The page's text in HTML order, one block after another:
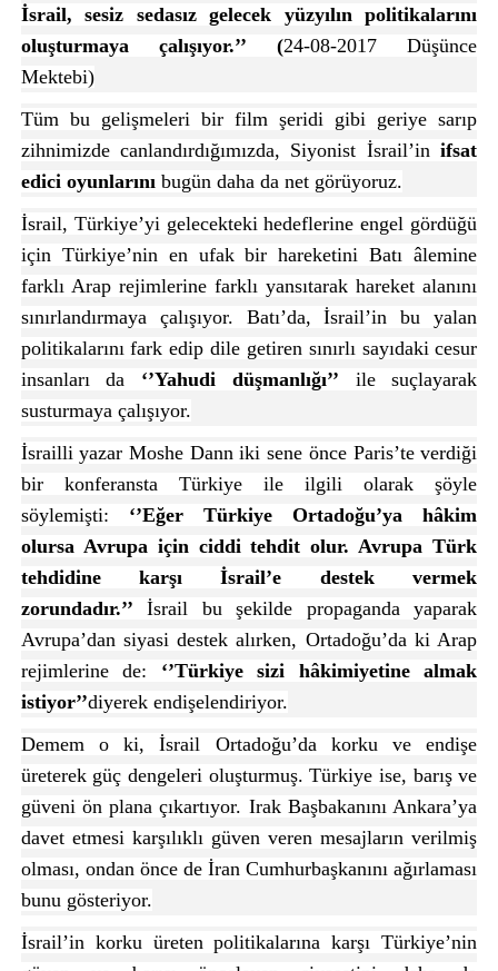
İsrail, sesiz sedasız gelecek yüzyılın politikalarını
oluşturmaya çalışıyor.’’ (24-08-2017 Düşünce
Mektebi)
Tüm bu gelişmeleri bir film şeridi gibi geriye sarıp
zihnimizde canlandırdığımızda, Siyonist İsrail’inifsat
edici oyunlarınıbugün daha da net görüyoruz.
İsrail, Türkiye’yi gelecekteki hedeflerine engel gördüğü
için Türkiye’nin en ufak bir hareketini Batı âlemine
farklı Arap rejimlerine farklı yansıtarak hareket alanını
sınırlandırmaya çalışıyor. Batı’da, İsrail’in bu yalan
politikalarını fark edip dile getiren sınırlı sayıdaki cesur
insanları da ‘’Yahudi düşmanlığı’’ ile suçlayarak
susturmaya çalışıyor.
İsrailli yazar Moshe Dann iki sene önce Paris’te verdiği
bir konferansta Türkiye ile ilgili olarak şöyle
söylemişti: ‘’Eğer Türkiye Ortadoğu’ya hâkim
olursa Avrupa için ciddi tehdit olur. Avrupa Türk
tehdidine karşı İsrail’e destek vermek
zorundadır.’’İsrail bu şekilde propaganda yaparak
Avrupa’dan siyasi destek alırken, Ortadoğu’da ki Arap
rejimlerine de: ‘’Türkiye sizi hâkimiyetine almak
istiyor’’diyerek endişelendiriyor.
Demem o ki, İsrail Ortadoğu’da korku ve endişe
üreterek güç dengeleri oluşturmuş. Türkiye ise, barış ve
güveni ön plana çıkartıyor. Irak Başbakanını Ankara’ya
davet etmesi karşılıklı güven veren mesajların verilmiş
olması, ondan önce de İran Cumhurbaşkanını ağırlaması
bunu gösteriyor.
İsrail’in korku üreten politikalarına karşı Türkiye’nin